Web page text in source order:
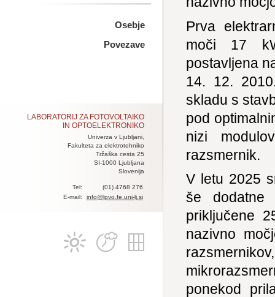
Osebje
Povezave
LABORATORIJ ZA FOTOVOLTAIKO
IN OPTOELEKTRONIKO
Univerza v Ljubljani,
Fakulteta za elektrotehniko
Tržaška cesta 25
SI-1000 Ljubljana
Slovenija
Tel:
(01) 4768 276
E-mail:
info@lpvo.fe.uni-lj.si
Prva
moči 17
postavljena
14. 12.
skladu s
pod
nizi
razsmernik.
V letu 2025
še
priključene
nazivno
ponekod